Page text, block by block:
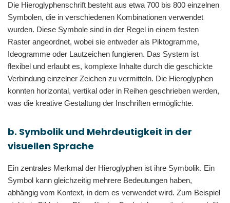
Die Hieroglyphenschrift besteht aus etwa 700 bis 800 einzelnen
Symbolen, die in verschiedenen Kombinationen verwendet
wurden. Diese Symbole sind in der Regel in einem festen
Raster angeordnet, wobei sie entweder als Piktogramme,
Ideogramme oder Lautzeichen fungieren. Das System ist
flexibel und erlaubt es, komplexe Inhalte durch die geschickte
Verbindung einzelner Zeichen zu vermitteln. Die Hieroglyphen
konnten horizontal, vertikal oder in Reihen geschrieben werden,
was die kreative Gestaltung der Inschriften ermöglichte.
b. Symbolik und Mehrdeutigkeit in der
visuellen Sprache
Ein zentrales Merkmal der Hieroglyphen ist ihre Symbolik. Ein
Symbol kann gleichzeitig mehrere Bedeutungen haben,
abhängig vom Kontext, in dem es verwendet wird. Zum Beispiel